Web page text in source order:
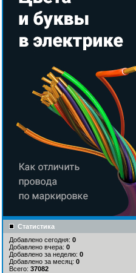
Статистика
Добавлено сегодня: 0
Добавлено вчера: 0
Добавлено за неделю: 0
Добавлено за месяц: 0
Всего: 37082